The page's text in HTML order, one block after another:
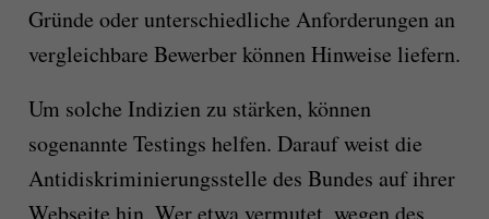
Gründe oder unterschiedliche Anforderungen an
vergleichbare Bewerber können Hinweise liefern.
Um solche Indizien zu stärken, können
sogenannte Testings helfen. Darauf weist die
Antidiskriminierungsstelle des Bundes auf ihrer
Webseite hin. Wer etwa vermutet, wegen des